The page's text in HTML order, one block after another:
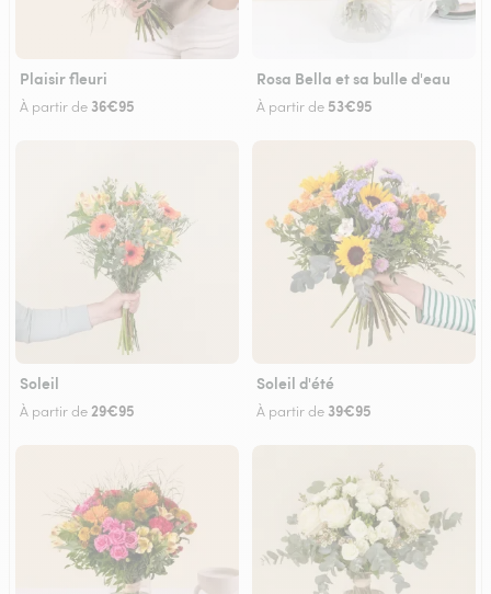
Plaisir fleuri
À partir de 36€95
Rosa Bella et sa bulle d'eau
À partir de 53€95
Soleil
À partir de 29€95
Soleil d'été
À partir de 39€95